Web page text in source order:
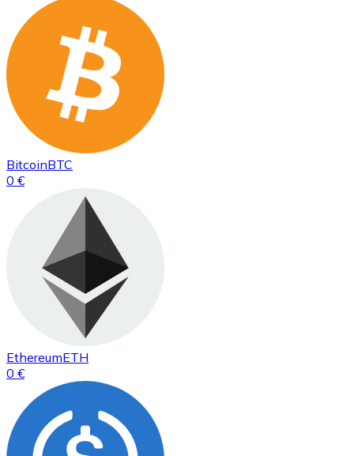
BitcoinBTC
0 €
EthereumETH
0 €